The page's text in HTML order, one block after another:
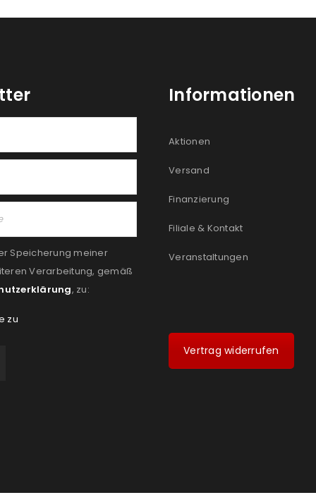
Speicherung meiner
Verarbeitung, gemäß
, zu:
zu
Informationen
Aktionen
Versand
Finanzierung
Filiale & Kontakt
Veranstaltungen
Vertrag widerrufen